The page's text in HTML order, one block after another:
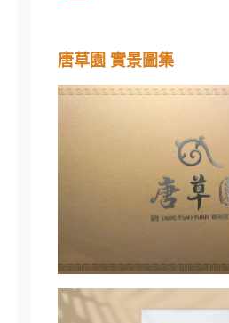
唐草園 實景圖集